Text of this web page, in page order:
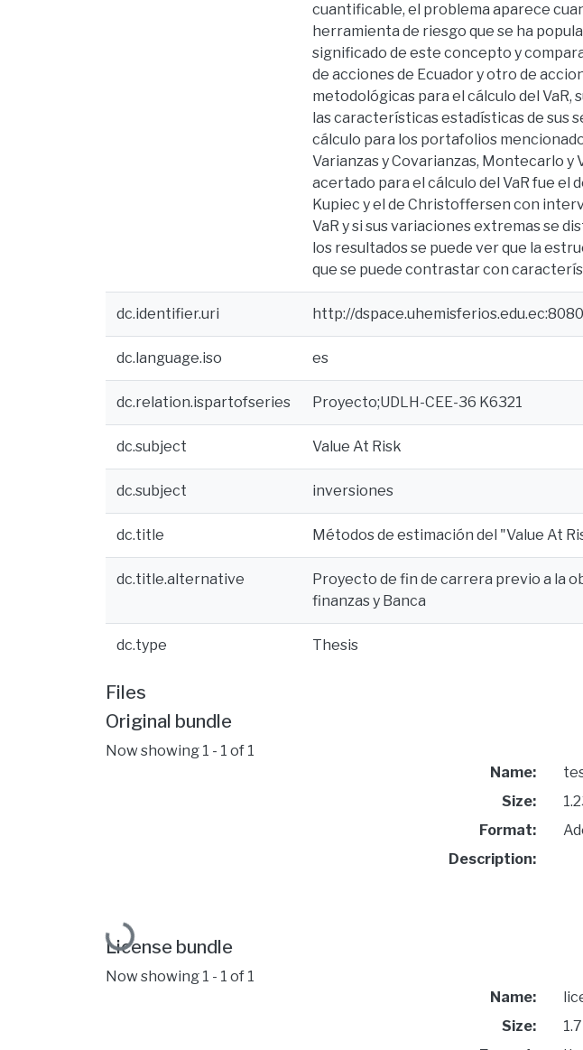
cuantificable, el problema aparece
herramienta de riesgo que se ha
significado de este concepto y
de acciones de Ecuador y otro de
metodológicas para el cálculo del
las características estadísticas de sus
cálculo para los portafolios
Varianzas y Covarianzas, Montecarlo
acertado para el cálculo del VaR fue el
Kupiec y el de Christoffersen con
VaR y si sus variaciones extremas se
los resultados se puede ver que la
que se puede contrastar con
dc.identifier.uri http://
dc.language.iso es
dc.relation.ispartofseries Proyecto;UDLH-CEE-36 K6321
dc.subject Value At Risk
dc.subject inversiones
dc.title Métodos de estimación del "Value At
dc.title.alternative
Proyecto de fin de carrera previo a la
finanzas y Banca
dc.type Thesis
Files
Original bundle
Now showing 1 - 1 of 1
Loading...
Name:
Size:
Format:
Description:
License bundle
Now showing 1 - 1 of 1
Name:
Size: